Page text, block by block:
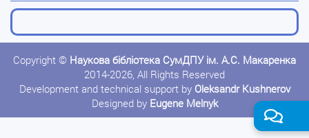
Copyright © Наукова бібліотека СумДПУ ім. А.С. Макаренка
2014-2026, All Rights Reserved
Development and technical support by Oleksandr Kushnerov
Designed by Eugene Melnyk